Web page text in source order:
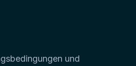
und